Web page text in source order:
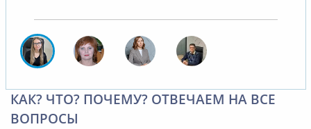
КАК? ЧТО? ПОЧЕМУ? ОТВЕЧАЕМ НА ВСЕ
ВОПРОСЫ